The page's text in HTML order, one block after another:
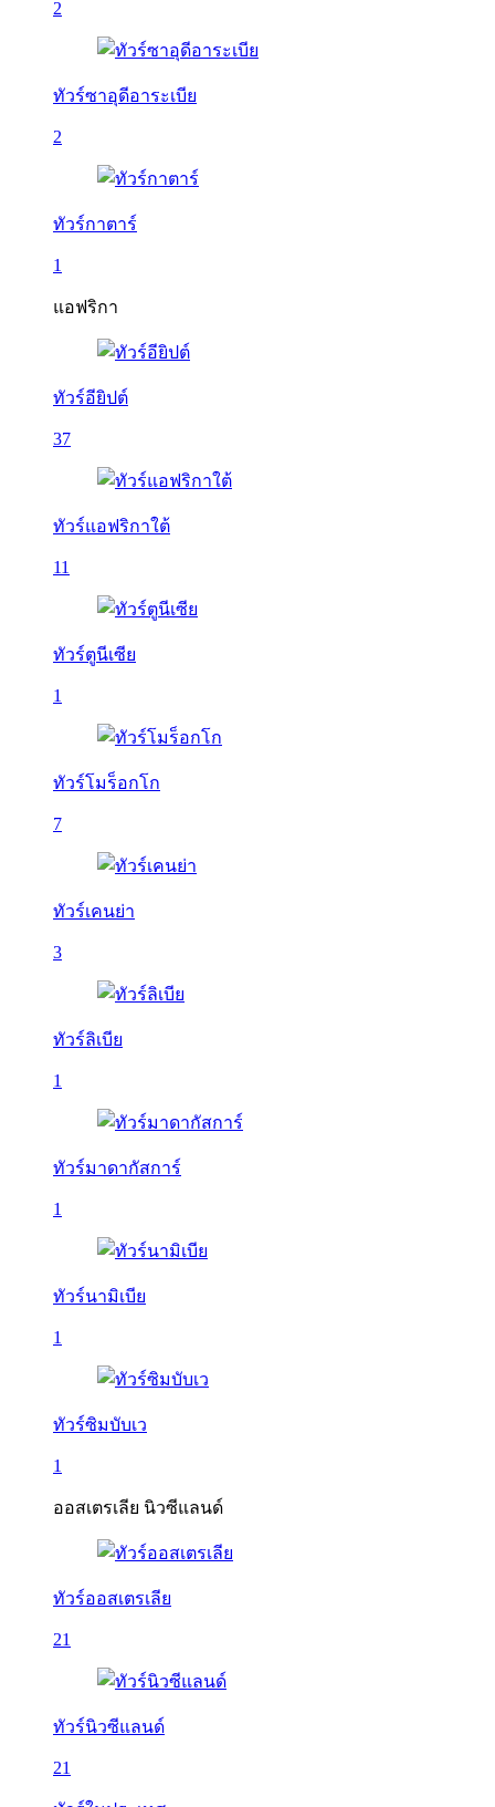
2
ทัวร์ซาอุดีอาระเบีย
2
ทัวร์กาตาร์
1
แอฟริกา
ทัวร์อียิปต์
37
ทัวร์แอฟริกาใต้
11
ทัวร์ตูนีเซีย
1
ทัวร์โมร็อกโก
7
ทัวร์เคนย่า
3
ทัวร์ลิเบีย
1
ทัวร์มาดากัสการ์
1
ทัวร์นามิเบีย
1
ทัวร์ซิมบับเว
1
ออสเตรเลีย นิวซีแลนด์
ทัวร์ออสเตรเลีย
21
ทัวร์นิวซีแลนด์
21